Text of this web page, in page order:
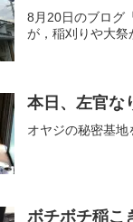
8月20日のブログ
が，稲刈りや大祭
本日、左官な
オヤジの秘密基地
ボチボチ稲こ